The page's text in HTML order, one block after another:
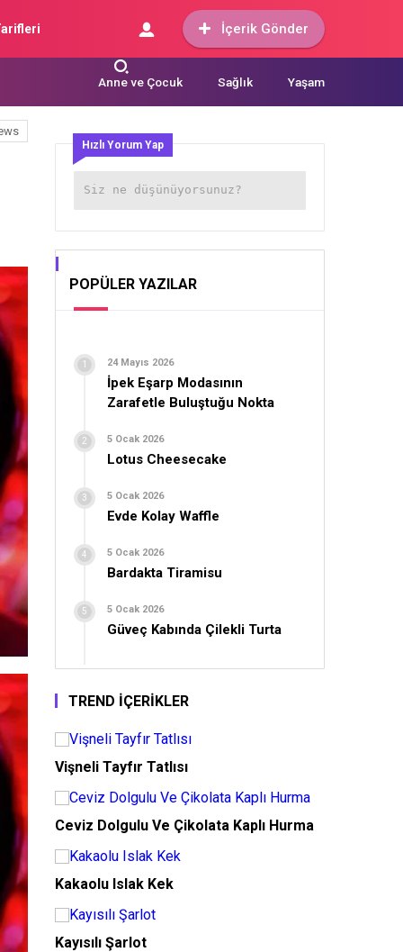
İçerik Gönder
Anne ve Çocuk Sağlık Yaşam
Hızlı Yorum Yap
POPÜLER YAZILAR
24 Mayıs 2026
İpek Eşarp Modasının
Zarafetle Buluştuğu Nokta
5 Ocak 2026
Lotus Cheesecake
5 Ocak 2026
Evde Kolay Waffle
5 Ocak 2026
Bardakta Tiramisu
5 Ocak 2026
Güveç Kabında Çilekli Turta
TREND İÇERİKLER
Vişneli Tayfır Tatlısı
Ceviz Dolgulu Ve Çikolata Kaplı Hurma
Kakaolu Islak Kek
Kayısılı Şarlot